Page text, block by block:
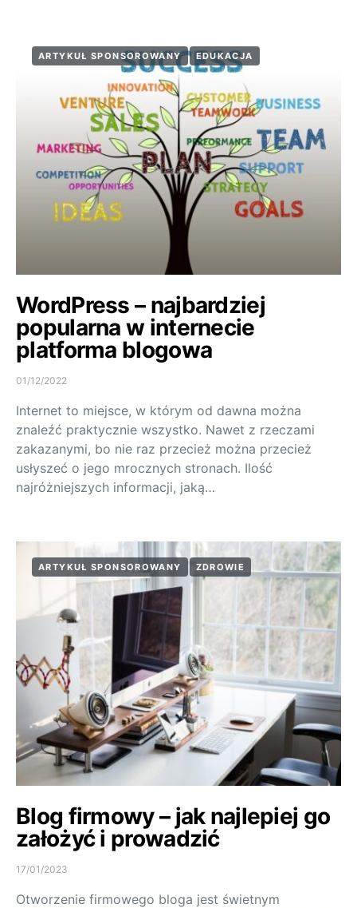
ARTYKUŁ SPONSOROWANY EDUKACJA
WordPress – najbardziej
popularna w internecie
platforma blogowa
01/12/2022
Internet to miejsce, w którym od dawna można
znaleźć praktycznie wszystko. Nawet z rzeczami
zakazanymi, bo nie raz przecież można przecież
usłyszeć o jego mrocznych stronach. Ilość
najróżniejszych informacji, jaką…
ARTYKUŁ SPONSOROWANY ZDROWIE
Blog firmowy – jak najlepiej go
założyć i prowadzić
17/01/2023
Otworzenie firmowego bloga jest świetnym